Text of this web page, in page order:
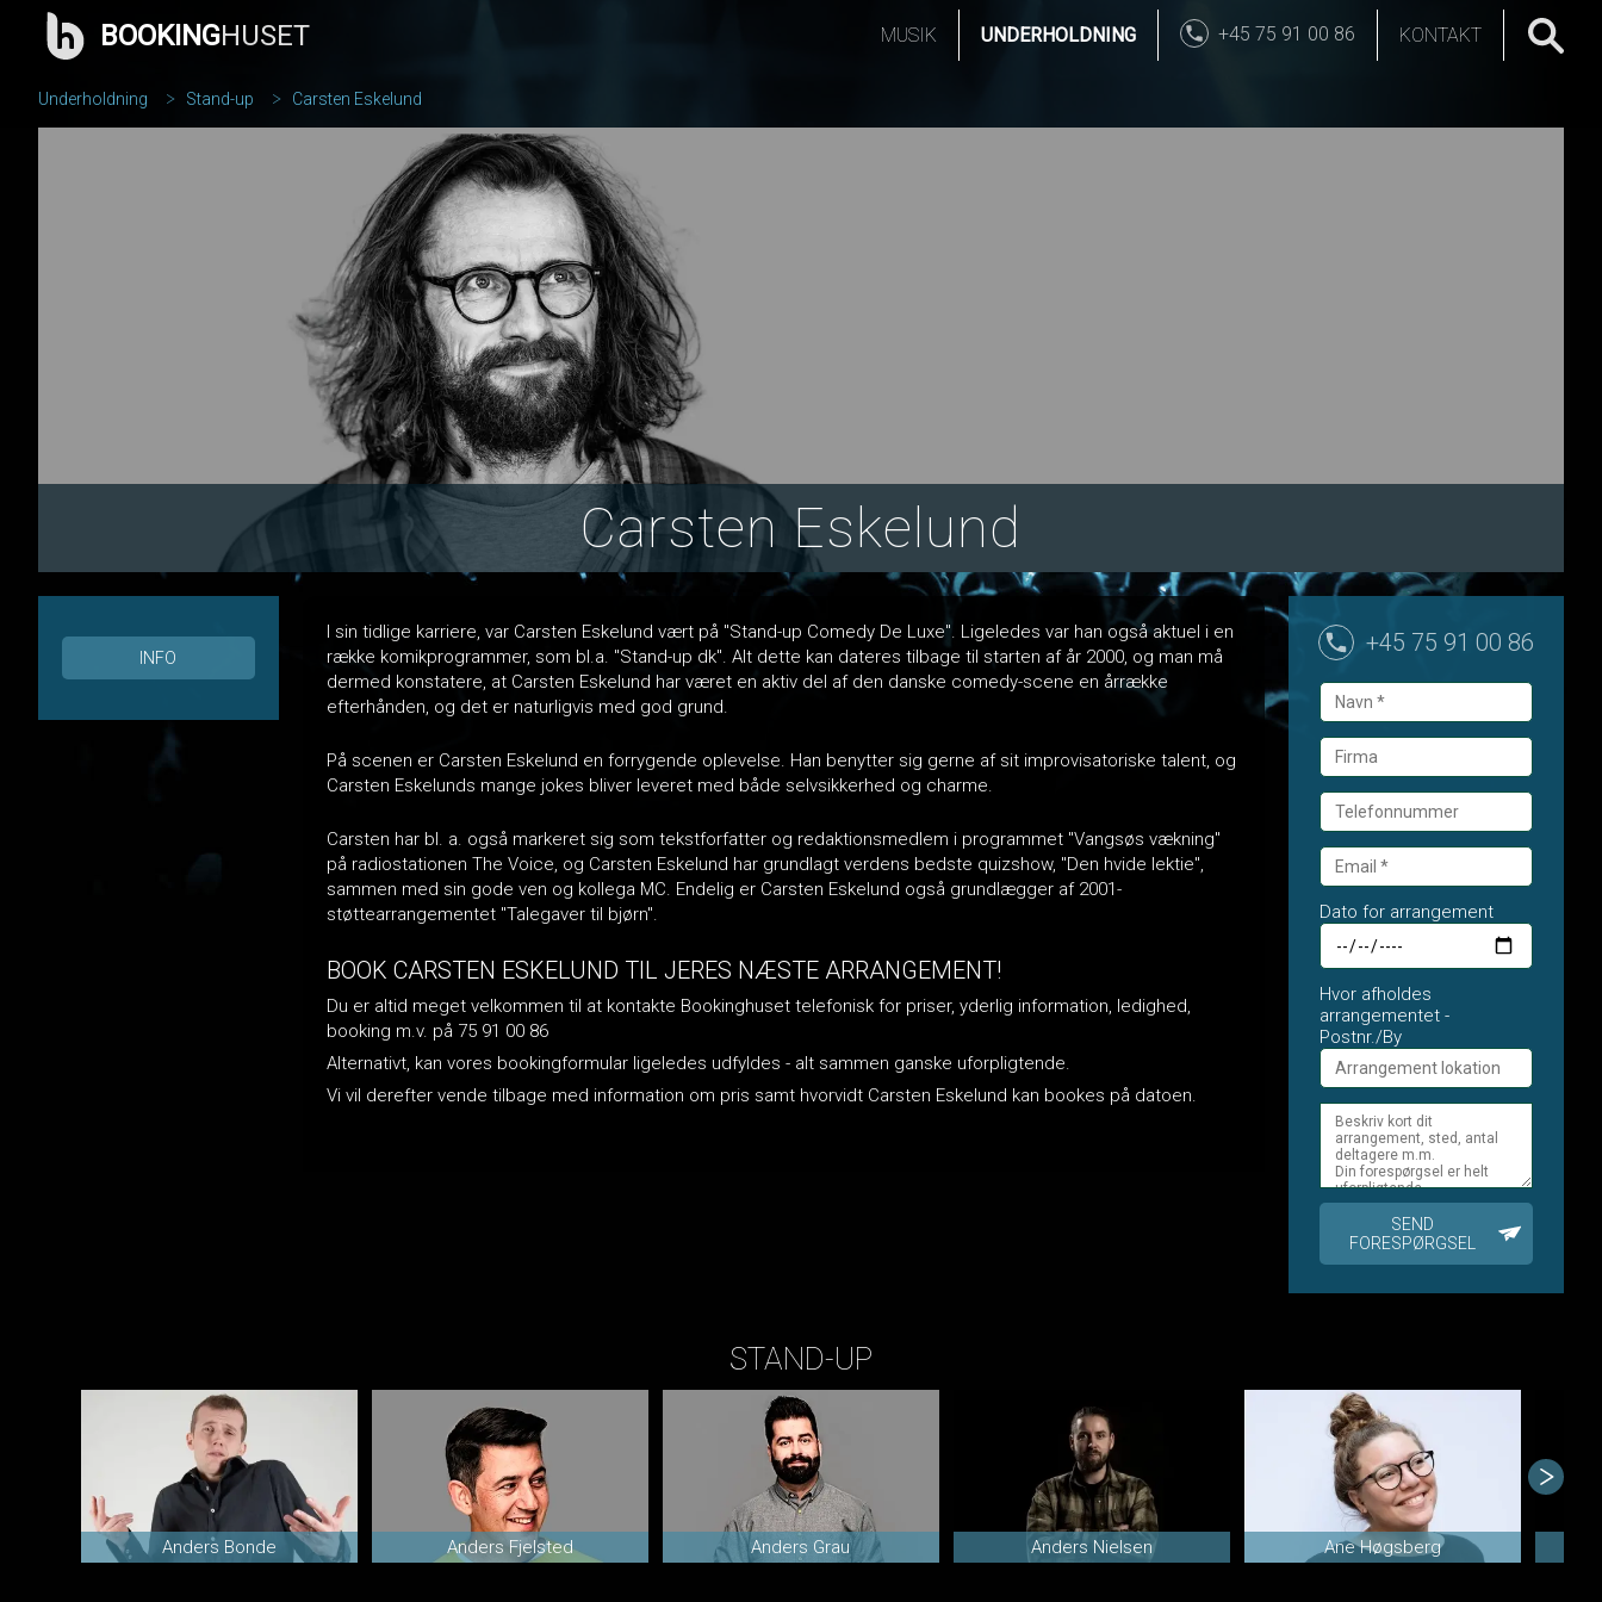
BOOKINGHUSET MUSIK UNDERHOLDNING +45 75 91 00 86 KONTAKT
Underholdning Stand-up Carsten Eskelund
Carsten Eskelund
I sin tidlige karriere, var Carsten Eskelund vært på "Stand-up Comedy De Luxe". Ligeledes var han også aktuel i en
række komikprogrammer, som bl.a. "Stand-up dk". Alt dette kan dateres tilbage til starten af år 2000, og man må
dermed konstatere, at Carsten Eskelund har været en aktiv del af den danske comedy-scene en årrække
efterhånden, og det er naturligvis med god grund.
På scenen er Carsten Eskelund en forrygende oplevelse. Han benytter sig gerne af sit improvisatoriske talent, og
Carsten Eskelunds mange jokes bliver leveret med både selvsikkerhed og charme.
Carsten har bl. a. også markeret sig som tekstforfatter og redaktionsmedlem i programmet "Vangsøs vækning"
på radiostationen The Voice, og Carsten Eskelund har grundlagt verdens bedste quizshow, "Den hvide lektie",
sammen med sin gode ven og kollega MC. Endelig er Carsten Eskelund også grundlægger af 2001-
støttearrangementet "Talegaver til bjørn".
BOOK CARSTEN ESKELUND TIL JERES NÆSTE ARRANGEMENT!
Du er altid meget velkommen til at kontakte Bookinghuset telefonisk for priser, yderlig information, ledighed,
booking m.v. på 75 91 00 86
Alternativt, kan vores bookingformular ligeledes udfyldes - alt sammen ganske uforpligtende.
Vi vil derefter vende tilbage med information om pris samt hvorvidt Carsten Eskelund kan bookes på datoen.
INFO
+45 75 91 00 86
Dato for arrangement
Hvor afholdes
arrangementet -
Postnr./By
SEND
FORESPØRGSEL
STAND-UP
Anders Bonde Anders Fjelsted Anders Grau Anders Nielsen Ane Høgsberg